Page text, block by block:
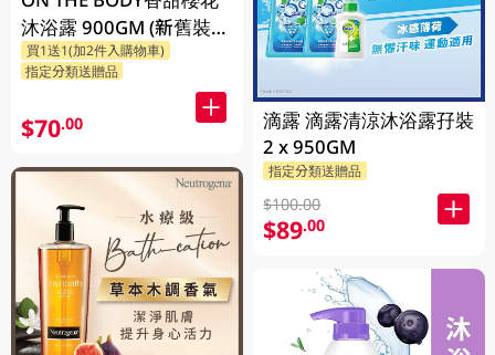
沐浴露 900GM (新舊裝隨
機發貨)
買1送1(加2件入購物車)
指定分類送贈品
$70.00
滴露 滴露清涼沐浴露孖裝
2 x 950GM
指定分類送贈品
$100.00
$89.00